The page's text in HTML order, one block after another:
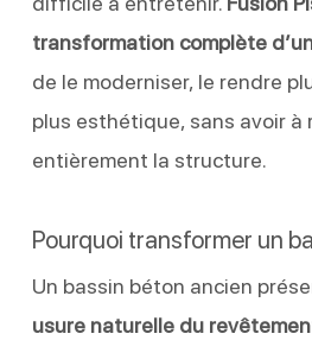
transformation complète
de le moderniser, le rendre
plus esthétique, sans avoir à
entièrement la structure.
Pourquoi transformer un
Un bassin béton ancien
usure naturelle du